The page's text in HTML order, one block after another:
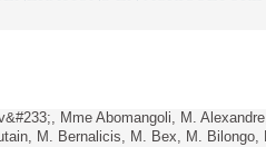
Mme Abomangoli, M.
M. Bernalicis, M. Bex, M.